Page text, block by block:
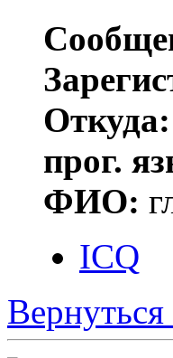
Откуда:
прог.
ФИО:
ICQ
Вернуться